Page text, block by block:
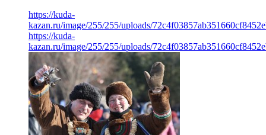
https://kuda-
kazan.ru/image/255/255/uploads/
https://kuda-
kazan.ru/image/255/255/uploads/